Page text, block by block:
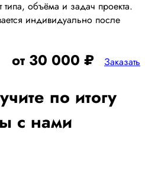
типа, объёма и задач проекта.
индивидуально после
от 30 000 ₽ Заказать
по итогу
с нами